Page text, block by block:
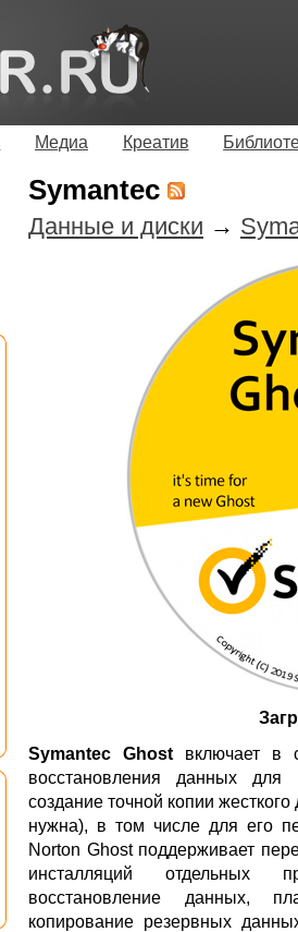
Медиа Креатив
Symantec
Данные и диски →
Symantec Ghostвключает в
восстановления данных для
создание точной копии
нужна), в том числе для его
Norton Ghost поддерживает
инсталляций отдельных
восстановление данных,
копирование резервных